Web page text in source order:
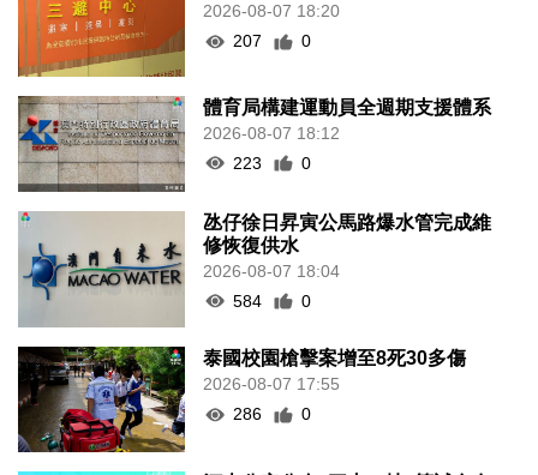
2026-08-07 18:20
207
0
體育局構建運動員全週期支援體系
2026-08-07 18:12
223
0
氹仔徐日昇寅公馬路爆水管完成維
修恢復供水
2026-08-07 18:04
584
0
泰國校園槍擊案增至8死30多傷
2026-08-07 17:55
286
0